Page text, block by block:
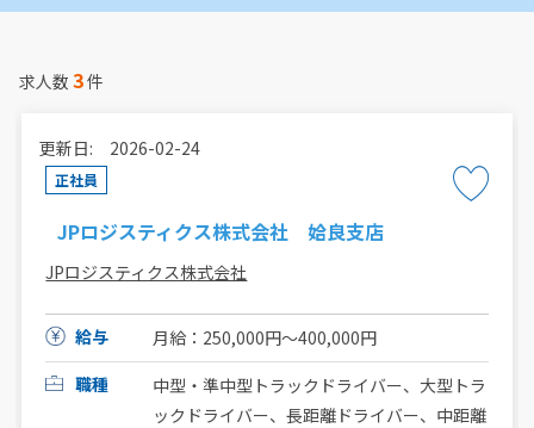
求人数3件
更新日: 2026-02-24
正社員
JPロジスティクス株式会社 姶良支店
JPロジスティクス株式会社
給与
月給：250,000円～400,000円
職種
中型・準中型トラックドライバー、大型トラ
ックドライバー、長距離ドライバー、中距離